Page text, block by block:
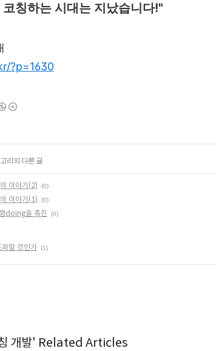
칭하는 시대는 지났습니다!"
?p=1630
리의 다른 글
이야기(2) (0)
이야기(1) (0)
doing을 촉진 (0)
할 것인가 (1)
개발' Related Articles